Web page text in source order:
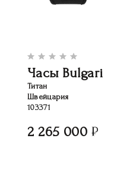
Часы Bulgari
Титан
Швейцария
103371
2 265 000